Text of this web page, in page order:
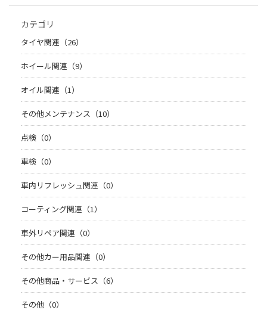
カテゴリ
タイヤ関連（26）
ホイール関連（9）
オイル関連（1）
その他メンテナンス（10）
点検（0）
車検（0）
車内リフレッシュ関連（0）
コーティング関連（1）
車外リペア関連（0）
その他カー用品関連（0）
その他商品・サービス（6）
その他（0）